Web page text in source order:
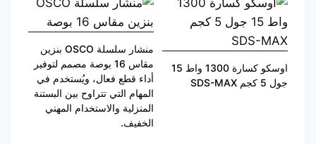
اوسكو كسارة 1300 واط 15
جول 5 كجم SDS-MAX
منشار سلسلة OSCO بنزين
مقاس 16 بوصة مصمم لتوفير
أداء قطع فعال، ويُستخدم في
المهام التي تتراوح بين البستنة
المنزلية والاستخدام المهني
الخفيف.